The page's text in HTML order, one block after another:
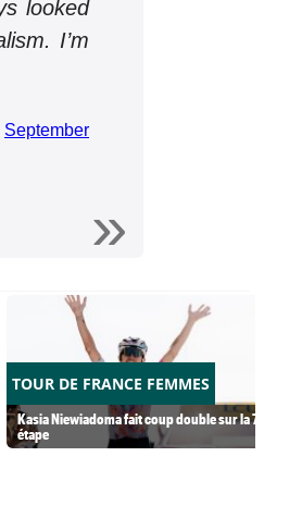
looked
I’m
September
TOUR DE FRANCE FEMMES
Kasia Niewiadoma fait coup double sur la 7e
étape